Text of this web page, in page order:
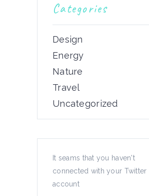
Categories
Design
Energy
Nature
Travel
Uncategorized
It seams that you haven't
connected with your Twitter
account